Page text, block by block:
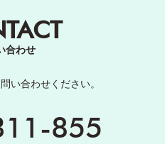
合わせ
い合わせください。
855